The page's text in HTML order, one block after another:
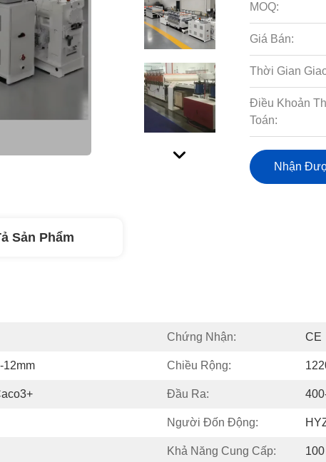
MOQ:
Giá Bán:
Thời Gian
Điều Khoản
Toán:
Nhận
Sản Phẩm
Chứng Nhận: CE
12mm Chiều Rộng:
Đầu Ra:
Người Đốn Động:
Khả Năng Cung Cấp: